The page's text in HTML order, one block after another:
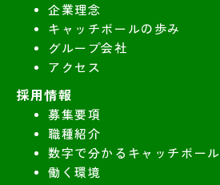
企業理念
キャッチボールの歩み
グループ会社
アクセス
採用情報
募集要項
職種紹介
数字で分かるキャッチボール
働く環境